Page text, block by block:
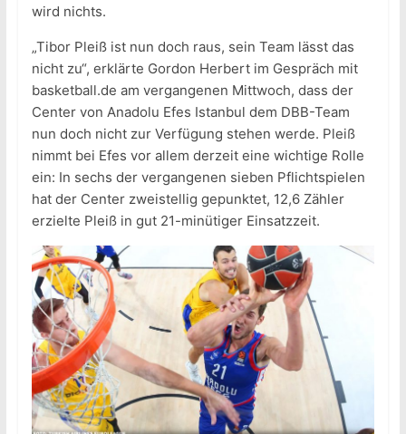
wird nichts.
„Tibor Pleiß ist nun doch raus, sein Team lässt das
nicht zu“, erklärte Gordon Herbert im Gespräch mit
basketball.de am vergangenen Mittwoch, dass der
Center von Anadolu Efes Istanbul dem DBB-Team
nun doch nicht zur Verfügung stehen werde. Pleiß
nimmt bei Efes vor allem derzeit eine wichtige Rolle
ein: In sechs der vergangenen sieben Pflichtspielen
hat der Center zweistellig gepunktet, 12,6 Zähler
erzielte Pleiß in gut 21-minütiger Einsatzzeit.